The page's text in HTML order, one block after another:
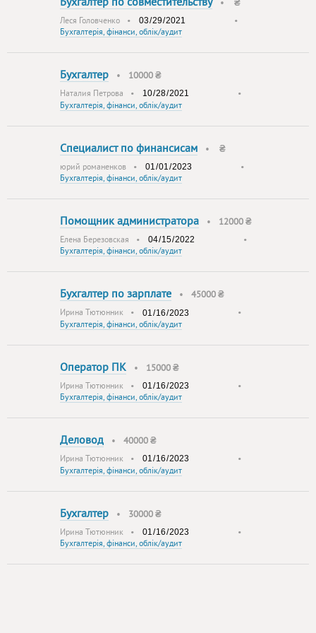
• ₴
Леся Головченко •
•
Бухгалтерія, фінанси, облік/аудит
Бухгалтер • 10000 ₴
Наталия Петрова •
•
Бухгалтерія, фінанси, облік/аудит
Специалист по финансисам • ₴
юрий романенков •
•
Бухгалтерія, фінанси, облік/аудит
Помощник администратора • 12000 ₴
Елена Березовская •
•
Бухгалтерія, фінанси, облік/аудит
Бухгалтер по зарплате • 45000 ₴
Ирина Тютюнник •
•
Бухгалтерія, фінанси, облік/аудит
Оператор ПК • 15000 ₴
Ирина Тютюнник •
•
Бухгалтерія, фінанси, облік/аудит
Деловод • 40000 ₴
Ирина Тютюнник •
•
Бухгалтерія, фінанси, облік/аудит
Бухгалтер • 30000 ₴
Ирина Тютюнник •
•
Бухгалтерія, фінанси, облік/аудит